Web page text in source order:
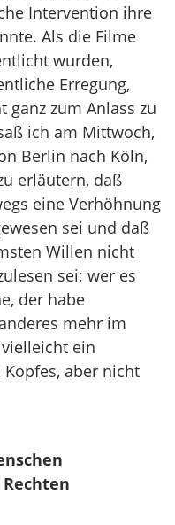
Intervention ihre
Als die Filme
wurden,
Erregung,
ganz zum Anlass zu
ich am Mittwoch,
Berlin nach Köln,
erläutern, daß
eine Verhöhnung
sei und daß
Willen nicht
sei; wer es
der habe
mehr im
ein
aber nicht